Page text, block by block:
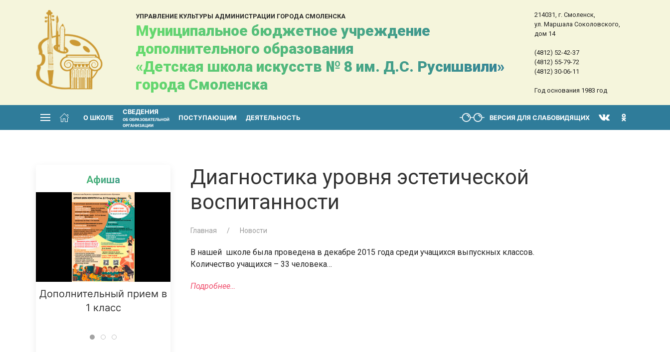
УПРАВЛЕНИЕ КУЛЬТУРЫ АДМИНИСТРАЦИИ ГОРОДА СМОЛЕНСКА
Муниципальное бюджетное учреждение
дополнительного образования
«Детская школа искусств № 8 им. Д.С. Русишвили»
города Смоленска
214031, г. Смоленск,
ул. Маршала Соколовского,
дом 14
(4812) 52-42-37
(4812) 55-79-72
(4812) 30-06-11
Год основания 1983 год
О ШКОЛЕ
СВЕДЕНИЯ
ОБ ОБРАЗОВАТЕЛЬНОЙ
ОРГАНИЗАЦИИ
ПОСТУПАЮЩИМ ДЕЯТЕЛЬНОСТЬ ВЕРСИЯ ДЛЯ СЛАБОВИДЯЩИХ
Афиша
Дополнительный прием в
1 класс
Занятия для детей 4-6 лет
Диагностика уровня эстетической
воспитанности
Главная Новости
В нашей школе была проведена в декабре 2015 года среди учащихся выпускных классов.
Количество учащихся – 33 человека…
Подробнее…